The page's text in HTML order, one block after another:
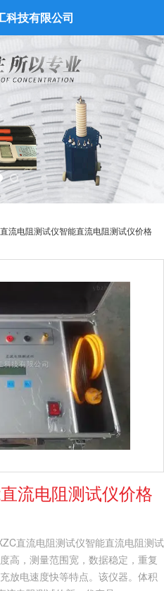
科技有限公司
流电阻测试仪智能直流电阻测试仪价格
流电阻测试仪价格
直流电阻测试仪智能直流电阻测试
高，测量范围宽，数据稳定，重复
放电速度快等特点。该仪器。体积